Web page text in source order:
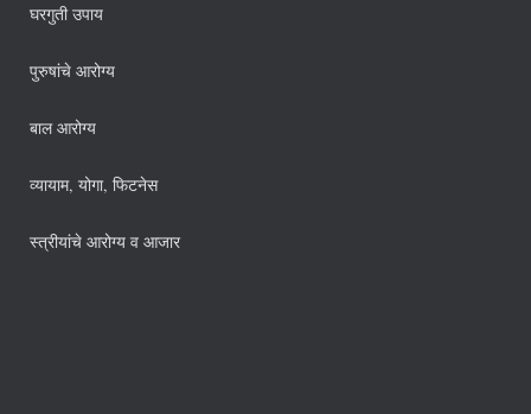
घरगुती उपाय
पुरुषांचे आरोग्य
बाल आरोग्य
व्यायाम, योगा, फिटनेस
स्त्रीयांचे आरोग्य व आजार